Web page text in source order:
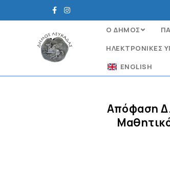
Ο ΔΗΜΟΣ
ΗΛΕΚΤΡΟΝΙΚΈΣ
ENGLISH
Απόφαση